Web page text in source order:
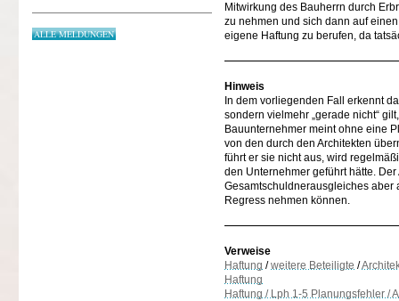
ALLE MELDUNGEN
Mitwirkung des Bauherrn durch
zu nehmen und sich dann auf
eigene Haftung zu berufen, da
Hinweis
In dem vorliegenden Fall erkennt
sondern vielmehr „gerade nicht“
Bauunternehmer meint ohne eine
von den durch den Architekten
führt er sie nicht aus, wird
den Unternehmer geführt hätte.
Gesamtschuldnerausgleiches aber
Regress nehmen können.
Verweise
Haftung /weitere Beteiligte /
Haftung
Haftung / Lph 1-5 Planungsfehler /